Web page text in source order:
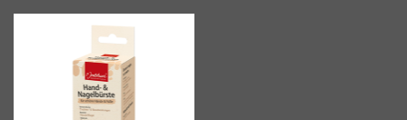
Wunschliste